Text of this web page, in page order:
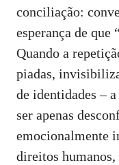
conciliação:
esperança de que
Quando a
piadas,
de identidades –
ser apenas
emocionalmente
direitos humanos,